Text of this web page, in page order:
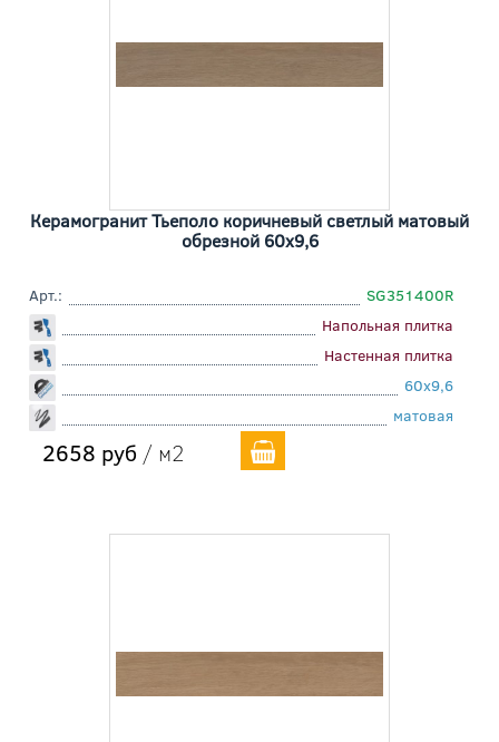
Керамогранит Тьеполо коричневый светлый матовый
обрезной 60x9,6
Арт.:
SG351400R
Напольная плитка
Настенная плитка
60x9,6
матовая
2658 руб / м2